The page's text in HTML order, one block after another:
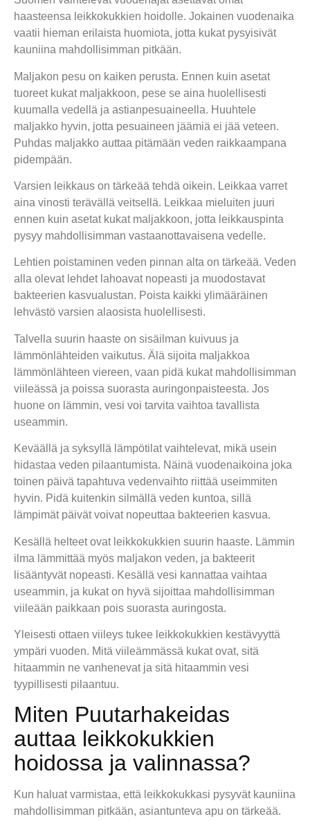
haasteensa leikkokukkien hoidolle. Jokainen vuodenaika
vaatii hieman erilaista huomiota, jotta kukat pysyisivät
kauniina mahdollisimman pitkään.
Maljakon pesu on kaiken perusta. Ennen kuin asetat
tuoreet kukat maljakkoon, pese se aina huolellisesti
kuumalla vedellä ja astianpesuaineella. Huuhtele
maljakko hyvin, jotta pesuaineen jäämiä ei jää veteen.
Puhdas maljakko auttaa pitämään veden raikkaampana
pidempään.
Varsien leikkaus on tärkeää tehdä oikein. Leikkaa varret
aina vinosti terävällä veitsellä. Leikkaa mieluiten juuri
ennen kuin asetat kukat maljakkoon, jotta leikkauspinta
pysyy mahdollisimman vastaanottavaisena vedelle.
Lehtien poistaminen veden pinnan alta on tärkeää. Veden
alla olevat lehdet lahoavat nopeasti ja muodostavat
bakteerien kasvualustan. Poista kaikki ylimääräinen
lehvästö varsien alaosista huolellisesti.
Talvella suurin haaste on sisäilman kuivuus ja
lämmönlähteiden vaikutus. Älä sijoita maljakkoa
lämmönlähteen viereen, vaan pidä kukat mahdollisimman
viileässä ja poissa suorasta auringonpaisteesta. Jos
huone on lämmin, vesi voi tarvita vaihtoa tavallista
useammin.
Keväällä ja syksyllä lämpötilat vaihtelevat, mikä usein
hidastaa veden pilaantumista. Näinä vuodenaikoina joka
toinen päivä tapahtuva vedenvaihto riittää useimmiten
hyvin. Pidä kuitenkin silmällä veden kuntoa, sillä
lämpimät päivät voivat nopeuttaa bakteerien kasvua.
Kesällä helteet ovat leikkokukkien suurin haaste. Lämmin
ilma lämmittää myös maljakon veden, ja bakteerit
lisääntyvät nopeasti. Kesällä vesi kannattaa vaihtaa
useammin, ja kukat on hyvä sijoittaa mahdollisimman
viileään paikkaan pois suorasta auringosta.
Yleisesti ottaen viileys tukee leikkokukkien kestävyyttä
ympäri vuoden. Mitä viileämmässä kukat ovat, sitä
hitaammin ne vanhenevat ja sitä hitaammin vesi
tyypillisesti pilaantuu.
Miten Puutarhakeidas
auttaa leikkokukkien
hoidossa ja valinnassa?
Kun haluat varmistaa, että leikkokukkasi pysyvät kauniina
mahdollisimman pitkään, asiantunteva apu on tärkeää.